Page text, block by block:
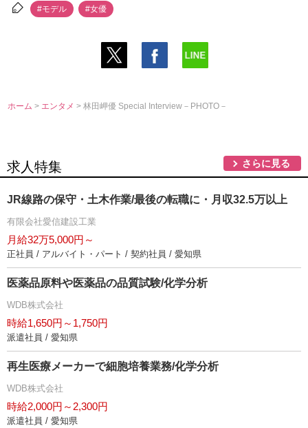
#モデル #女優
ホーム > エンタメ> 林田岬優 Special Interview－PHOTO－
求人特集 さらに見る
JR線路の保守・土木作業/最後の転職に・月収32.5万以上
有限会社愛信建設工業
月給32万5,000円～
正社員 / アルバイト・パート / 契約社員 / 愛知県
医薬品原料や医薬品の品質試験/化学分析
WDB株式会社
時給1,650円～1,750円
派遣社員 / 愛知県
再生医療メーカーで細胞培養業務/化学分析
WDB株式会社
時給2,000円～2,300円
派遣社員 / 愛知県